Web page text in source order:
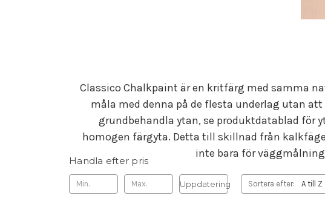
Classico Chalkpaint är en kritfärg med samma
måla med denna på de flesta underlag utan
grundbehandla ytan, se produktdatablad
homogen färgyta. Detta till skillnad från
inte bara för
Handla efter pris
Uppdatering Sortera efter: